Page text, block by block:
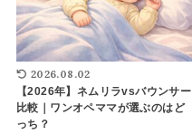
2026.08.02
【2026年】ネムリラvsバウンサー
比較｜ワンオペママが選ぶのはど
っち？